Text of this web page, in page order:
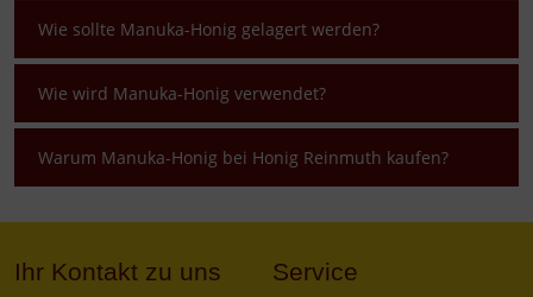
Wie sollte Manuka-Honig gelagert werden?
Wie wird Manuka-Honig verwendet?
Warum Manuka-Honig bei Honig Reinmuth kaufen?
Ihr Kontakt zu uns Service